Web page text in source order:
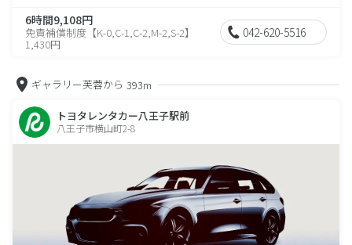
6時間9,108円
免責補償制度【K-0,C-1,C-2,M-2,S-2】
1,430円
042-620-5516
ギャラリー芙蓉から 393m
トヨタレンタカー八王子駅前
八王子市横山町2-8